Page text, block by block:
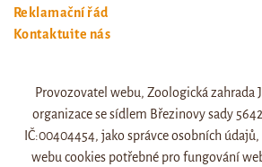
Reklamační řád
Kontaktujte nás
Web zoo jihlava
Otevírací doba a ceník
Provozovatel webu, Zoologická zahrada
organizace se sídlem Březinovy sady
IČ:00404454, jako správce osobních
webu cookies potřebné pro fungování